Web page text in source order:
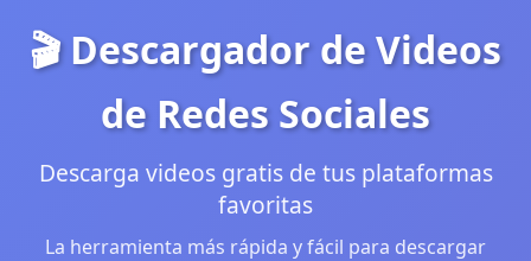
🎬 Descargador de Videos
de Redes Sociales
Descarga videos gratis de tus plataformas
favoritas
La herramienta más rápida y fácil para descargar